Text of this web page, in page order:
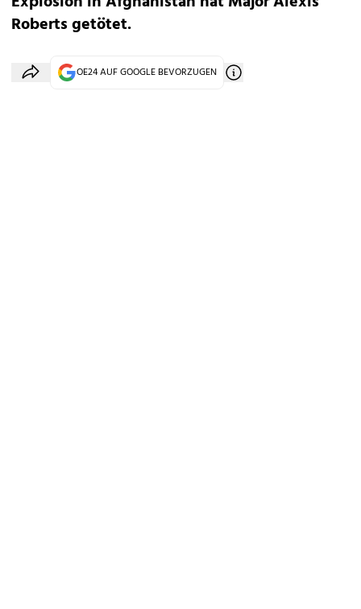
Roberts getötet.
OE24 AUF GOOGLE BEVORZUGEN